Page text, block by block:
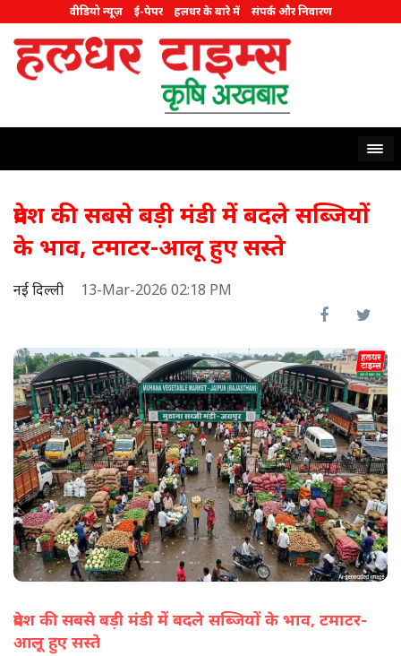
वीडियो न्यूज़ ई-पेपर हलधर के बारे में संपर्क और निवारण
प्रदेश की सबसे बड़ी मंडी में बदले सब्जियों
के भाव, टमाटर-आलू हुए सस्ते
नई दिल्ली 13-Mar-2026 02:18 PM
प्रदेश की सबसे बड़ी मंडी में बदले सब्जियों के भाव, टमाटर-
आलू हुए सस्ते